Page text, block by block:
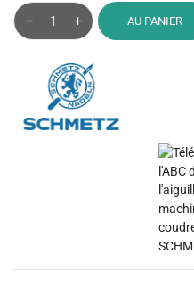
AU PANIER